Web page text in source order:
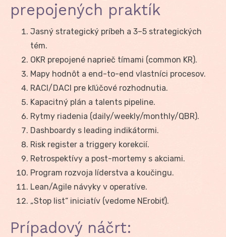
prepojených praktík
Jasný strategický príbeh a 3–5 strategických
tém.
OKR prepojené naprieč tímami (common KR).
Mapy hodnôt a end-to-end vlastníci procesov.
RACI/DACI pre kľúčové rozhodnutia.
Kapacitný plán a talents pipeline.
Rytmy riadenia (daily/weekly/monthly/QBR).
Dashboardy s leading indikátormi.
Risk register a triggery korekcií.
Retrospektívy a post-mortemy s akciami.
Program rozvoja líderstva a koučingu.
Lean/Agile návyky v operatíve.
„Stop list“ iniciatív (vedome NErobiť).
Prípadový náčrt: